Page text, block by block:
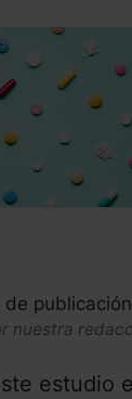
de
nuestra
estudio